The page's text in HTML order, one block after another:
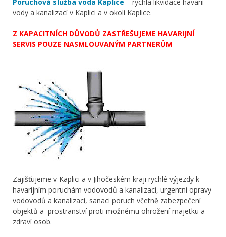
Poruchová služba voda Kaplice – rychlá likvidace havárií
vody a kanalizací v Kaplici a v okolí Kaplice.
Z KAPACITNÍCH DŮVODŮ ZASTŘEŠUJEME HAVARIJNÍ
SERVIS POUZE NASMLOUVANÝM PARTNERŮM
Zajišťujeme v Kaplici a v Jihočeském kraji rychlé výjezdy k
havarijním poruchám vodovodů a kanalizací, urgentní opravy
vodovodů a kanalizací, sanaci poruch včetně zabezpečení
objektů a prostranství proti možnému ohrožení majetku a
zdraví osob.